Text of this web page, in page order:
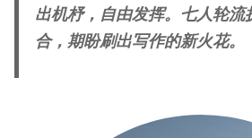
出机杼，自由发挥。七人轮流
合，期盼刷出写作的新火花。